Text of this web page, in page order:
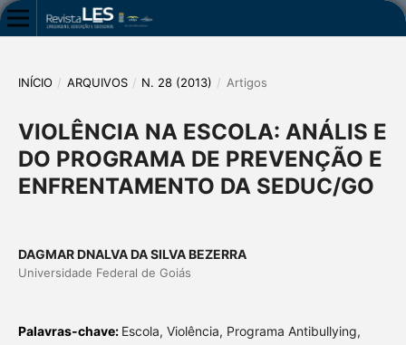
INÍCIO / ARQUIVOS / N. 28 (2013) / Artigos
VIOLÊNCIA NA ESCOLA: ANÁLIS E
DO PROGRAMA DE PREVENÇÃO E
ENFRENTAMENTO DA SEDUC/GO
DAGMAR DNALVA DA SILVA BEZERRA
Universidade Federal de Goiás
Palavras-chave: Escola, Violência, Programa Antibullying,